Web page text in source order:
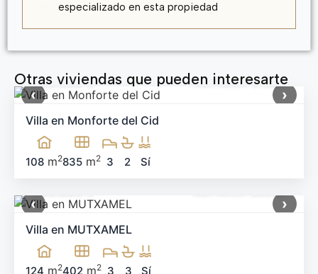
especializado en esta propiedad
Otras viviendas que pueden interesarte
499.900 € Ref: MNN-91983
‹ ›
Villa en Monforte del Cid
108 m2835 m2 3 2 Sí
‹ ›
Villa en MUTXAMEL
124 m2402 m2 3 3 Sí